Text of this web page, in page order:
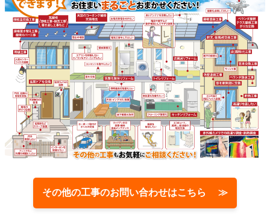
その他の工事のお問い合わせはこちら ≫